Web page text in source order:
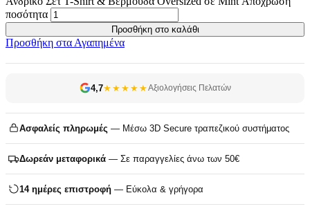
ποσότητα
Προσθήκη στο καλάθι
Προσθήκη στα Αγαπημένα
4,7★★★★★Αξιολογήσεις Πελατών
Ασφαλείς πληρωμές — Μέσω 3D Secure τραπεζικού συστήματος
Δωρεάν μεταφορικά — Σε παραγγελίες άνω των 50€
14 ημέρες επιστροφή — Εύκολα & γρήγορα